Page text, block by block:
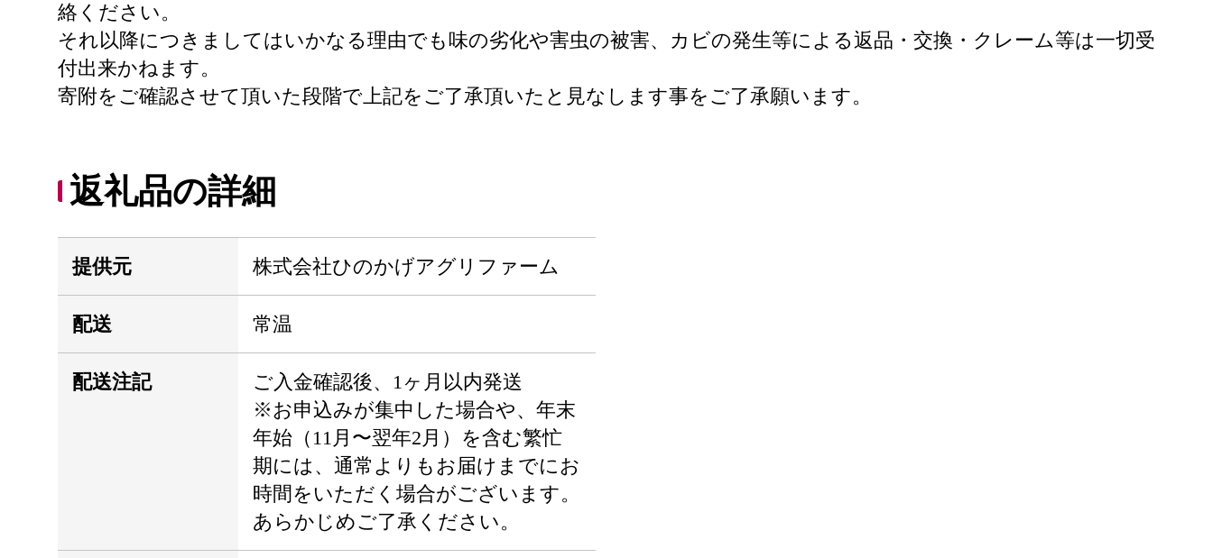
絡ください。
それ以降につきましてはいかなる理由でも味の劣化や害虫の被害、カビの発生等による返品・交換・クレーム等は一切受
付出来かねます。
寄附をご確認させて頂いた段階で上記をご了承頂いたと見なします事をご了承願います。
返礼品の詳細
提供元 株式会社ひのかげアグリファーム
配送 常温
配送注記
ご入金確認後、1ヶ月以内発送
※お申込みが集中した場合や、年末
年始（11月〜翌年2月）を含む繁忙
期には、通常よりもお届けまでにお
時間をいただく場合がございます。
あらかじめご了承ください。